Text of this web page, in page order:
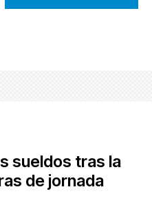
sueldos tras la
de jornada